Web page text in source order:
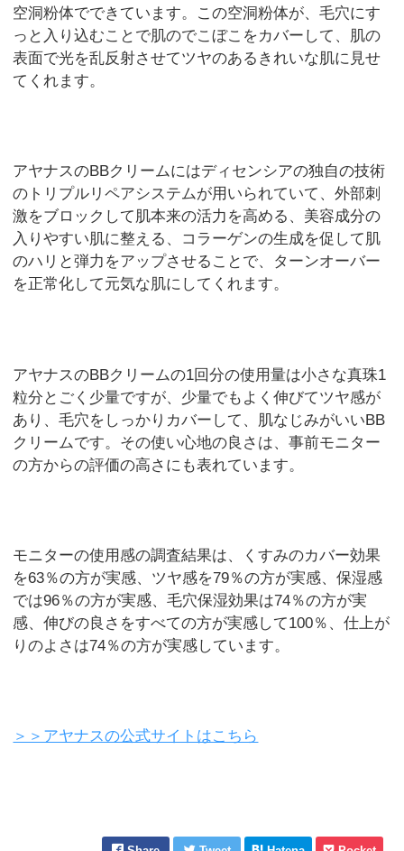
空洞粉体でできています。この空洞粉体が、毛穴にす
っと入り込むことで肌のでこぼこをカバーして、肌の
表面で光を乱反射させてツヤのあるきれいな肌に見せ
てくれます。
アヤナスのBBクリームにはディセンシアの独自の技術
のトリプルリペアシステムが用いられていて、外部刺
激をブロックして肌本来の活力を高める、美容成分の
入りやすい肌に整える、コラーゲンの生成を促して肌
のハリと弾力をアップさせることで、ターンオーバー
を正常化して元気な肌にしてくれます。
アヤナスのBBクリームの1回分の使用量は小さな真珠1
粒分とごく少量ですが、少量でもよく伸びてツヤ感が
あり、毛穴をしっかりカバーして、肌なじみがいいBB
クリームです。その使い心地の良さは、事前モニター
の方からの評価の高さにも表れています。
モニターの使用感の調査結果は、くすみのカバー効果
を63％の方が実感、ツヤ感を79％の方が実感、保湿感
では96％の方が実感、毛穴保湿効果は74％の方が実
感、伸びの良さをすべての方が実感して100％、仕上が
りのよさは74％の方が実感しています。
＞＞アヤナスの公式サイトはこちら